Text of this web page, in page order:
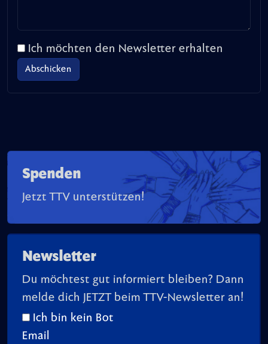
Ich möchten den Newsletter erhalten
Spenden
Jetzt TTV unterstützen!
Newsletter
Du möchtest gut informiert bleiben? Dann
melde dich JETZT beim TTV-Newsletter an!
Ich bin kein Bot
Email